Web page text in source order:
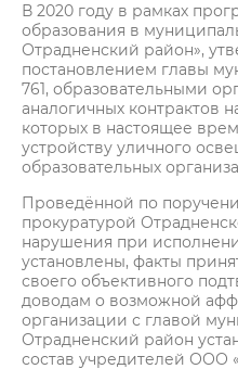
В 2020 году в рамках
образования в
Отрадненский район»,
постановлением главы
761, образовательными
аналогичных контрактов
которых в настоящее
устройству уличного
образовательных
Проведённой по
прокуратурой
нарушения при
установлены, факты
своего объективного
доводам о возможной
организации с главой
Отрадненский район
состав учредителей ООО